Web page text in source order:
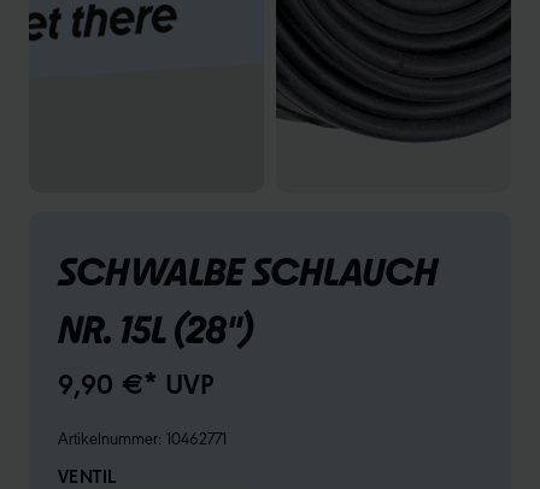
SCHWALBE SCHLAUCH
NR. 15L (28")
9,90 €* UVP
Artikelnummer: 10462771
VENTIL